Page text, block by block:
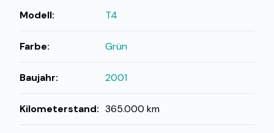
Modell: T4
Farbe: Grün
Baujahr: 2001
Kilometerstand: 365.000 km